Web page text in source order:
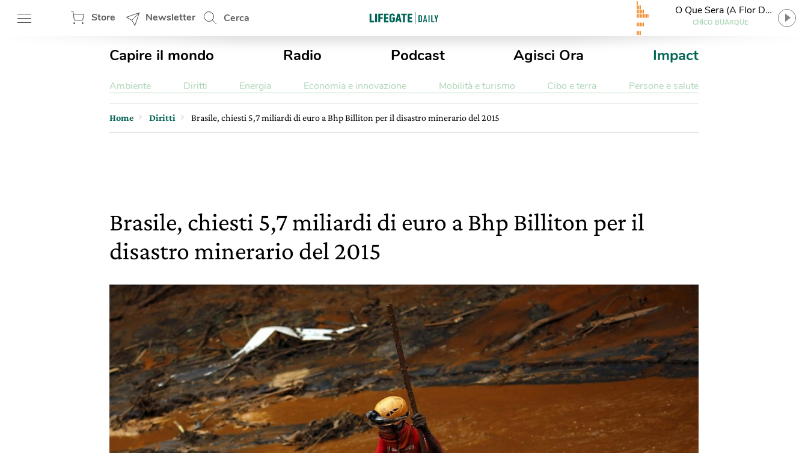
Store Newsletter Cerca
O Que Sera (A Flor Da
Terra)
CHICO BUARQUE
Capire il mondo Radio Podcast Agisci Ora Impact
Ambiente Diritti Energia Economia e innovazione Mobilità e turismo Cibo e terra Persone e salute
Home Diritti Brasile, chiesti 5,7 miliardi di euro a Bhp Billiton per il disastro minerario del 2015
Brasile, chiesti 5,7 miliardi di euro a Bhp Billiton per il
disastro minerario del 2015